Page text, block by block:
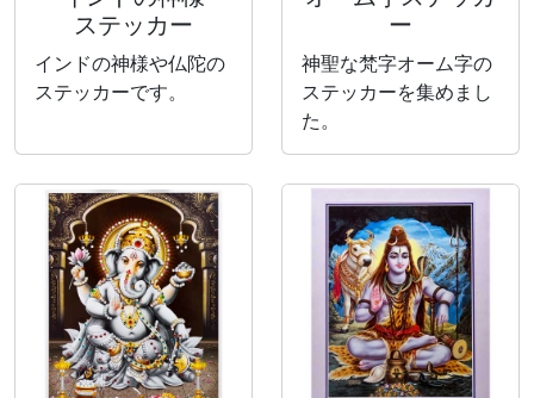
ステッカー
インドの神様や仏陀の
ステッカーです。
ー
神聖な梵字オーム字の
ステッカーを集めまし
た。